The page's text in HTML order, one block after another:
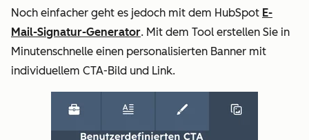
Noch einfacher geht es jedoch mit dem HubSpot E-
Mail-Signatur-Generator. Mit dem Tool erstellen Sie in
Minutenschnelle einen personalisierten Banner mit
individuellem CTA-Bild und Link.